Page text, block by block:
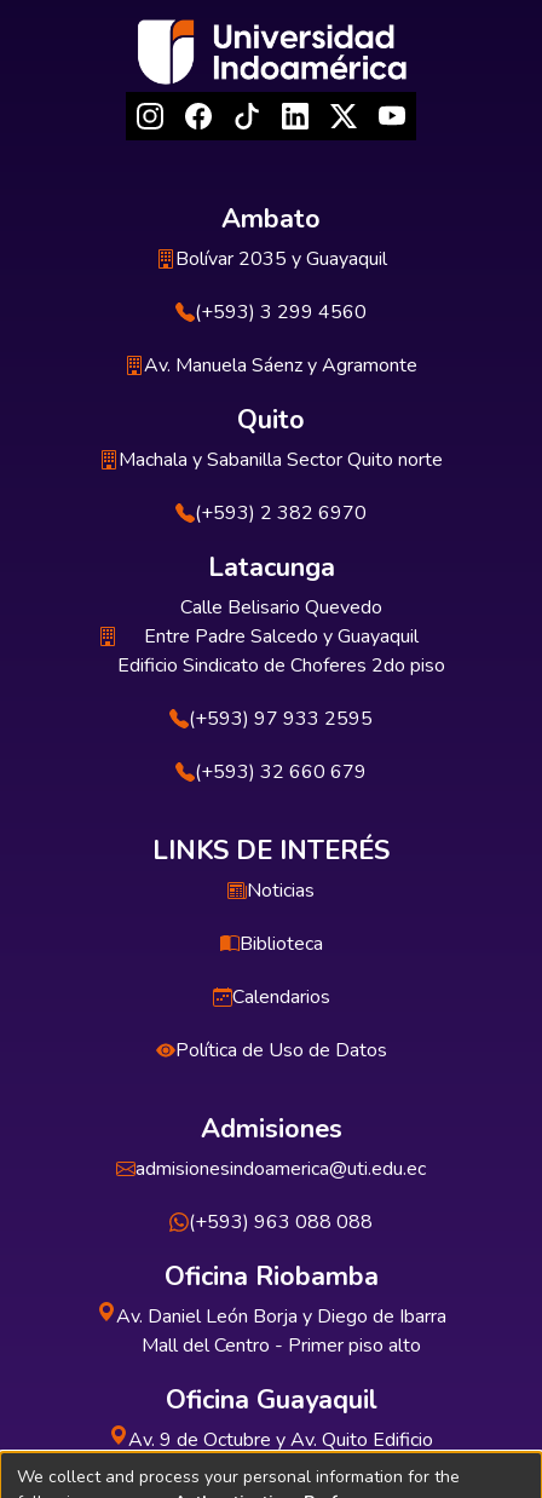
Ambato
Bolívar 2035 y Guayaquil
(+593) 3 299 4560
Av. Manuela Sáenz y Agramonte
Quito
Machala y Sabanilla Sector Quito norte
(+593) 2 382 6970
Latacunga
Calle Belisario Quevedo
Entre Padre Salcedo y Guayaquil
Edificio Sindicato de Choferes 2do piso
(+593) 97 933 2595
(+593) 32 660 679
LINKS DE INTERÉS
Noticias
Biblioteca
Calendarios
Política de Uso de Datos
Admisiones
admisionesindoamerica@uti.edu.ec
(+593) 963 088 088
Oficina Riobamba
Av. Daniel León Borja y Diego de Ibarra
Mall del Centro - Primer piso alto
Oficina Guayaquil
Av. 9 de Octubre y Av. Quito Edificio
INDUAUTO - Planta baja
We collect and process your personal information for the